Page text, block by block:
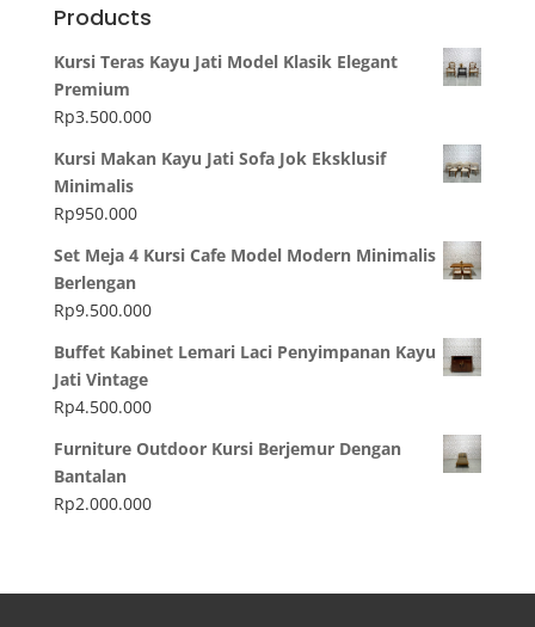
Products
Kursi Teras Kayu Jati Model Klasik Elegant
Premium
Rp3.500.000
Kursi Makan Kayu Jati Sofa Jok Eksklusif
Minimalis
Rp950.000
Set Meja 4 Kursi Cafe Model Modern Minimalis
Berlengan
Rp9.500.000
Buffet Kabinet Lemari Laci Penyimpanan Kayu
Jati Vintage
Rp4.500.000
Furniture Outdoor Kursi Berjemur Dengan
Bantalan
Rp2.000.000